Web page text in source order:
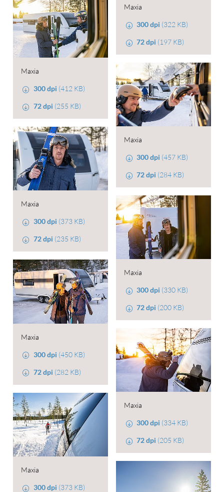
Maxia
300 dpi (322 KB)
72 dpi (197 KB)
Maxia
300 dpi (412 KB)
72 dpi (255 KB)
Maxia
300 dpi (457 KB)
72 dpi (284 KB)
Maxia
300 dpi (373 KB)
72 dpi (235 KB)
Maxia
300 dpi (330 KB)
72 dpi (200 KB)
Maxia
300 dpi (450 KB)
72 dpi (282 KB)
Maxia
300 dpi (334 KB)
72 dpi (205 KB)
Maxia
300 dpi (373 KB)